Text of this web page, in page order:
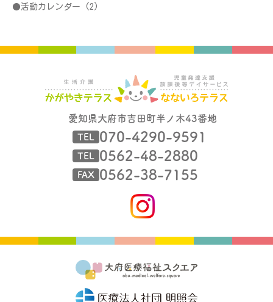
活動カレンダー (2)
愛知県大府市吉田町半ノ木43番地
TEL 070-4290-9591
TEL 0562-48-2880
FAX 0562-38-7155